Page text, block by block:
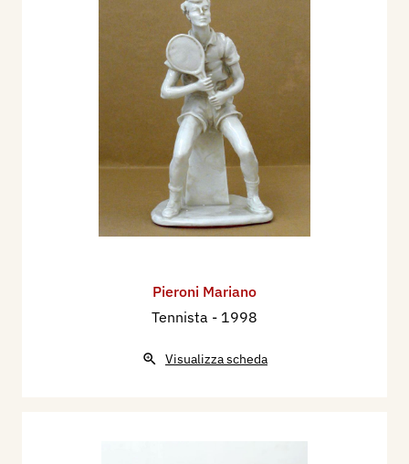
Pieroni Mariano
Tennista - 1998
Visualizza scheda